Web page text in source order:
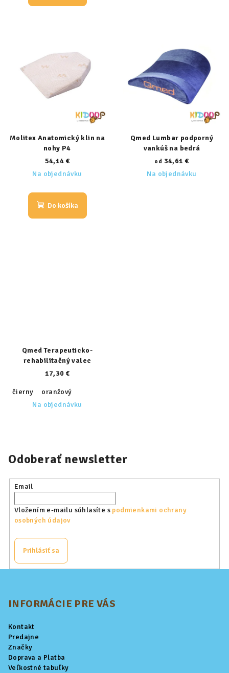
Molitex Anatomický klin na
nohy P4
54,14 €
Na objednávku
Do košíka
Qmed Lumbar podporný
vankúš na bedrá
od 34,61 €
Na objednávku
Qmed Terapeuticko-
rehabilitačný valec
17,30 €
čierny
oranžový
Na objednávku
Odoberať newsletter
Email
Vložením e-mailu súhlasíte s podmienkami ochrany
osobných údajov
Prihlásiť sa
INFORMÁCIE PRE VÁS
Kontakt
Predajne
Značky
Doprava a Platba
Veľkostné tabuľky